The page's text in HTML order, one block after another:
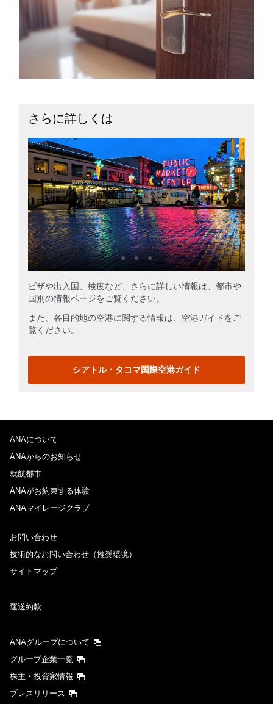
さらに詳しくは
ビザや出入国、検疫など、さらに詳しい情報は、都市や
国別の情報ページをご覧ください。
また、各目的地の空港に関する情報は、空港ガイドをご
覧ください。
シアトル・タコマ国際空港ガイド
ANAについて
ANAからのお知らせ
就航都市
ANAがお約束する体験
ANAマイレージクラブ
お問い合わせ
技術的なお問い合わせ（推奨環境）
サイトマップ
運送約款
ANAグループについて
グループ企業一覧
株主・投資家情報
プレスリリース